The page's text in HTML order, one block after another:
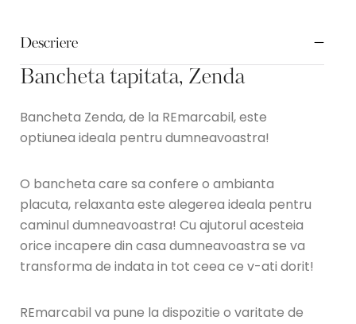
Descriere
Bancheta tapitata, Zenda
Bancheta Zenda, de la REmarcabil, este
optiunea ideala pentru dumneavoastra!
O bancheta care sa confere o ambianta
placuta, relaxanta este alegerea ideala pentru
caminul dumneavoastra! Cu ajutorul acesteia
orice incapere din casa dumneavoastra se va
transforma de indata in tot ceea ce v-ati dorit!
REmarcabil va pune la dispozitie o varitate de